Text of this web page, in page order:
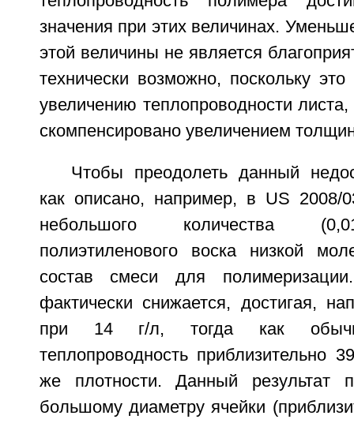
значения при этих величинах.
этой величины не является
технически возможно, поскольку
увеличению теплопроводности
скомпенсировано увеличением
Чтобы преодолеть данный
как описано, например, в US 2008/
небольшого количества
полиэтиленового воска низкой
состав смеси для полимеризации.
фактически снижается, достигая,
при 14 г/л, тогда как
теплопроводность приблизительно
же плотности. Данный результат
большому диаметру ячейки